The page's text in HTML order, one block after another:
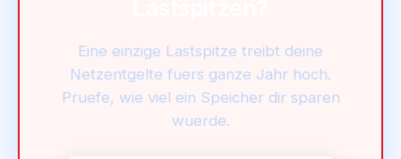
Eine einzige Lastspitze treibt deine
Netzentgelte fuers ganze Jahr hoch.
Pruefe, wie viel ein Speicher dir sparen
wuerde.